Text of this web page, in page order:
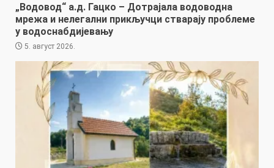
„Водовод“ а.д. Гацко – Дотрајала водоводна
мрежа и нелегални прикључци стварају проблеме
у водоснабдијевању
5. август 2026.